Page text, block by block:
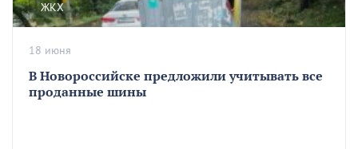
ЖКХ
В Новороссийске предложили учитывать все
проданные шины
18 июня